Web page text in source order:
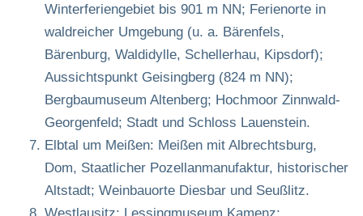
Winterferiengebiet bis 901 m NN; Ferienorte in
waldreicher Umgebung (u. a. Bärenfels,
Bärenburg, Waldidylle, Schellerhau, Kipsdorf);
Aussichtspunkt Geisingberg (824 m NN);
Bergbaumuseum Altenberg; Hochmoor Zinnwald-
Georgenfeld; Stadt und Schloss Lauenstein.
Elbtal um Meißen: Meißen mit Albrechtsburg,
Dom, Staatlicher Pozellanmanufaktur, historischer
Altstadt; Weinbauorte Diesbar und Seußlitz.